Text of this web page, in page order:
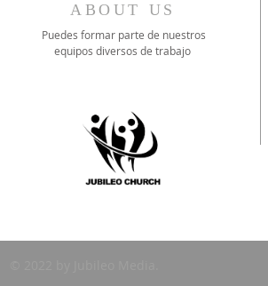
ABOUT US
Puedes formar parte de nuestros
equipos diversos de trabajo